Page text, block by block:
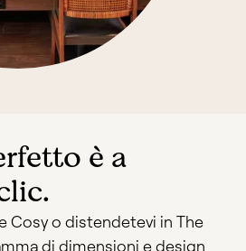
è a
Cosy o distendetevi in The
di dimensioni e design